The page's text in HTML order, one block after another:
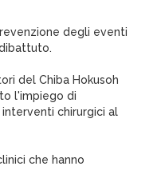
degli eventi
del Chiba Hokusoh
l'impiego di
chirurgici al
che hanno